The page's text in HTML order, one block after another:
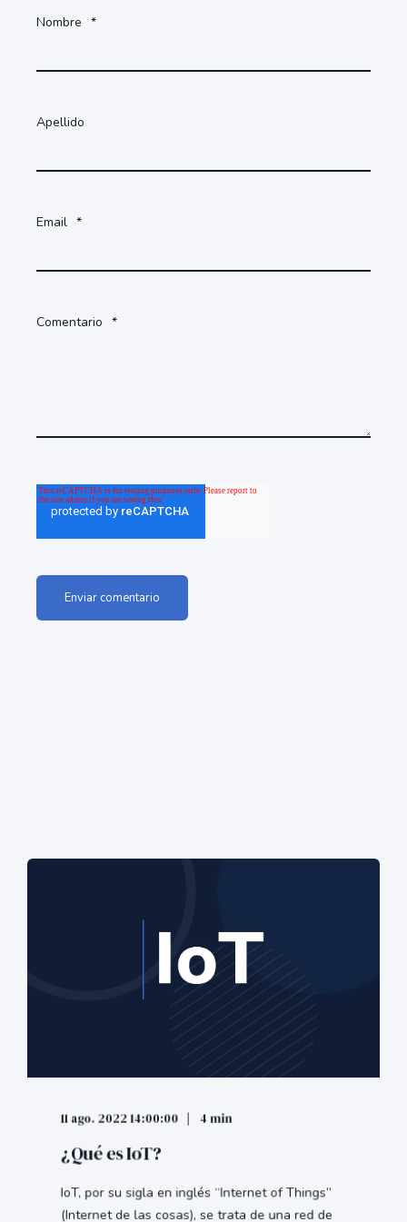
Nombre *
Apellido
Email *
Comentario *
11 ago. 2022 14:00:00 4 min
¿Qué es IoT?
IoT, por su sigla en inglés “Internet of Things”
(Internet de las cosas), se trata de una red de